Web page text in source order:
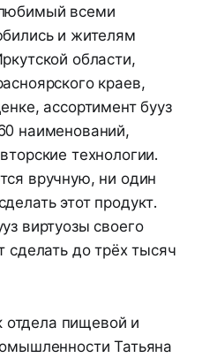
всеми
и жителям
области,
краев,
ассортимент бууз
наименований,
технологии.
вручную, ни один
этот продукт.
виртуозы своего
сделать до трёх тысяч
отдела пищевой и
Татьяна